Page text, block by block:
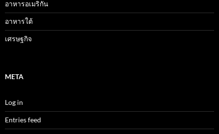
อาหารอเมริกัน
อาหารใต้
เศรษฐกิจ
META
Log in
Entries feed